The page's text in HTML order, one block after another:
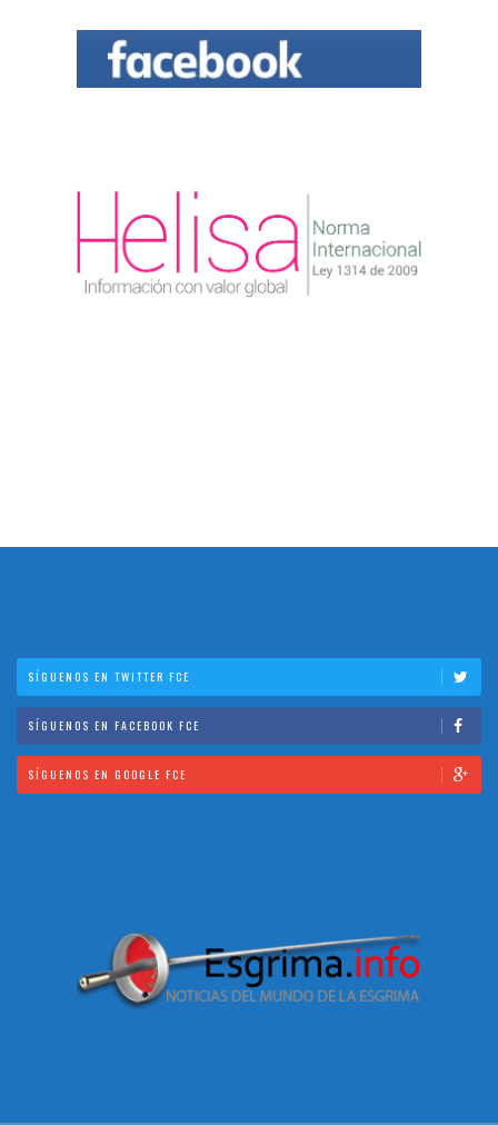
SÍGUENOS EN TWITTER FCE
SÍGUENOS EN FACEBOOK FCE
SÍGUENOS EN GOOGLE FCE